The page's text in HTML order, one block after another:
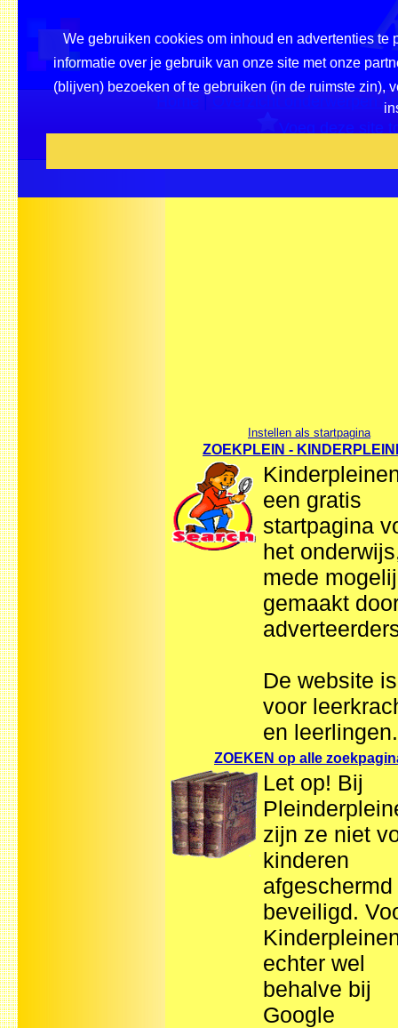
We gebruiken cookies om inhoud en advertenties
informatie over je gebruik van onze site met onze
(blijven) bezoeken of te gebruiken (in de ruimste zin),
Overzicht onderwerpen /
Instellen als startpagina
ZOEKPLEIN -
een gratis
startpagina
het
mede
gemaakt
De website
voor
en leerlingen.
ZOEKEN op alle
Let op! Bij
zijn ze niet
kinderen
afgeschermd
beveiligd.
echter wel
behalve bij
Google